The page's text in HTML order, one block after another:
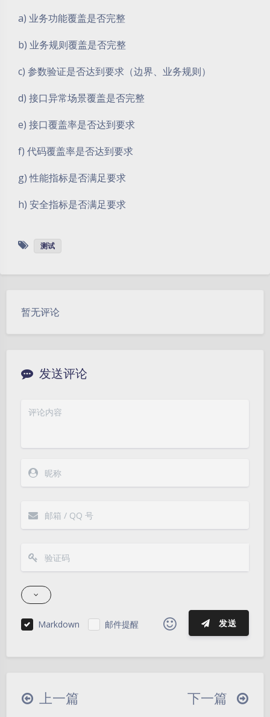
a) 业务功能覆盖是否完整
b) 业务规则覆盖是否完整
c) 参数验证是否达到要求（边界、业务规则）
d) 接口异常场景覆盖是否完整
e) 接口覆盖率是否达到要求
f) 代码覆盖率是否达到要求
g) 性能指标是否满足要求
h) 安全指标是否满足要求
测试
暂无评论
发送评论
Markdown 邮件提醒 发送
|´・ω・)ノ ヾ(≧∇≦*)ゝ
(☆ω☆)
∠( ᐛ 」∠)＿
上一篇 下一篇